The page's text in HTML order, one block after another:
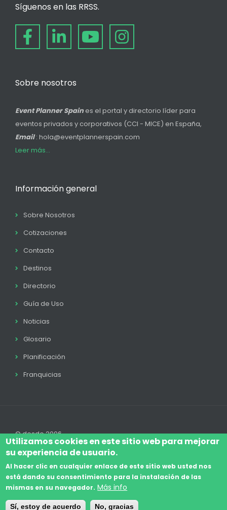
Síguenos en las RRSS.
Sobre nosotros
Event Planner Spain es el portal y directorio líder para
eventos privados y corporativos (CCI - MICE) en España,
Email: hola@eventplannerspain.com
Leer más...
Información general
Sobre Nosotros
Cotizaciones
Contacto
Destinos
Directorio
Guía de Uso
Noticias
Glosario
Planificación
Franquicias
© desde 2006
Aviso Legal Legal
Utilizamos cookies en este sitio web para mejorar
su experiencia de usuario.
Al hacer clic en cualquier enlace de este sitio web usted nos
está dando su consentimiento para la instalación de las
mismas en su navegador. Más info
Sí, estoy de acuerdo No, gracias